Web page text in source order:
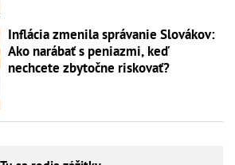
Inflácia zmenila správanie Slovákov:
Ako narábať s peniazmi, keď
nechcete zbytočne riskovať?